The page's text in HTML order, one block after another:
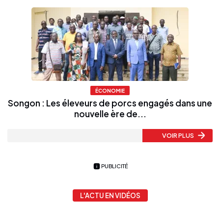
ÉCONOMIE
Songon : Les éleveurs de porcs engagés dans une
nouvelle ère de...
VOIR PLUS
PUBLICITÉ
L'ACTU EN VIDÉOS